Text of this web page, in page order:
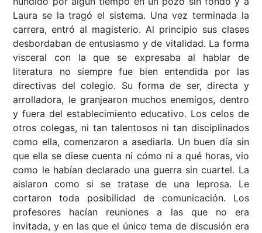
Laura se la tragó el sistema. Una vez terminada la
carrera, entró al magisterio. Al principio sus clases
desbordaban de entusiasmo y de vitalidad. La forma
visceral con la que se expresaba al hablar de
literatura no siempre fue bien entendida por las
directivas del colegio. Su forma de ser, directa y
arrolladora, le granjearon muchos enemigos, dentro
y fuera del establecimiento educativo. Los celos de
otros colegas, ni tan talentosos ni tan disciplinados
como ella, comenzaron a asediarla. Un buen día sin
que ella se diese cuenta ni cómo ni a qué horas, vio
como le habían declarado una guerra sin cuartel. La
aislaron como si se tratase de una leprosa. Le
cortaron toda posibilidad de comunicación. Los
profesores hacían reuniones a las que no era
invitada, y en las que el único tema de discusión era